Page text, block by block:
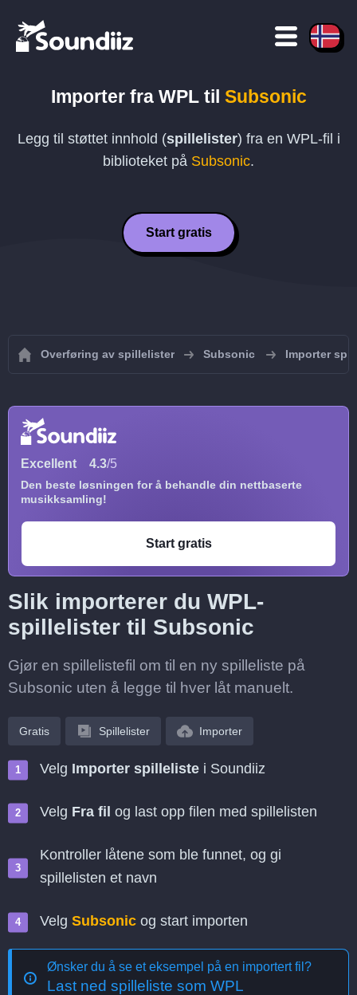
Importer fra WPLtil Subsonic
Legg til støttet innhold (spillelister) fra en WPL-fil i
biblioteket på Subsonic.
Start gratis
Overføring av spillelister Subsonic Importer
Excellent 4.3/5
Den beste løsningen for å behandle din nettbaserte
musikksamling!
Start gratis
Slik importerer du WPL-
spillelister til Subsonic
Gjør en spillelistefil om til en ny spilleliste på
Subsonic uten å legge til hver låt manuelt.
Gratis Spillelister Importer
Velg Importer spilleliste i Soundiiz
Velg Fra fil og last opp filen med spillelisten
Kontroller låtene som ble funnet, og gi
spillelisten et navn
Velg Subsonic og start importen
Ønsker du å se et eksempel på en importert fil?
Last ned spilleliste som WPL